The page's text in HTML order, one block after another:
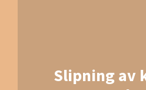
Slipning av